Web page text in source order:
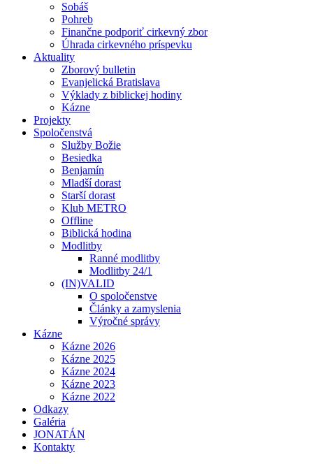
Sobáš
Pohreb
Finančne podporiť cirkevný zbor
Úhrada cirkevného príspevku
Aktuality
Zborový bulletin
Evanjelická Bratislava
Výklady z biblickej hodiny
Kázne
Projekty
Spoločenstvá
Služby Božie
Besiedka
Benjamín
Mladší dorast
Starší dorast
Klub METRO
Offline
Biblická hodina
Modlitby
Ranné modlitby
Modlitby 24/1
(IN)VALID
O spoločenstve
Články a zamyslenia
Výročné správy
Kázne
Kázne 2026
Kázne 2025
Kázne 2024
Kázne 2023
Kázne 2022
Odkazy
Galéria
JONATÁN
Kontakty